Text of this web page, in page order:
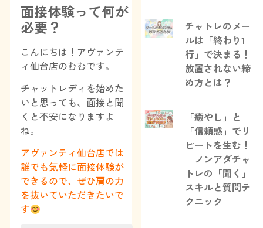
面接体験って何が
必要？
こんにちは！アヴァンテ
ィ仙台店のむむです。
チャットレディを始めた
いと思っても、面接と聞
くと不安になりますよ
ね。
アヴァンティ仙台店では
誰でも気軽に面接体験が
できるので、ぜひ肩の力
を抜いていただきたいで
す
チャトレのメー
ルは「終わり1
行」で決まる！
放置されない締
め方とは？
「癒やし」と
「信頼感」でリ
ピートを生む！
｜ノンアダチャ
トレの「聞く」
スキルと質問テ
クニック